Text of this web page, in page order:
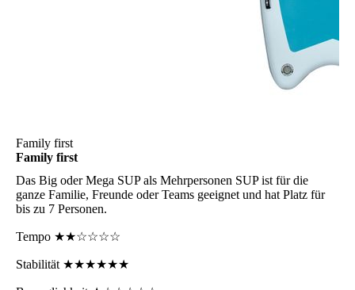
Family first
Family first
Das Big oder Mega SUPals Mehrpersonen SUP ist für die
ganze Familie, Freunde oder Teams geeignet und hat Platz für
bis zu 7 Personen.
Tempo ★★☆☆☆☆
Stabilität ★★★★★★